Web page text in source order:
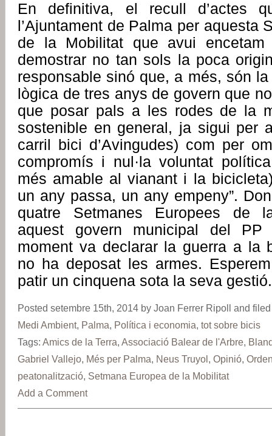
En definitiva, el recull d’actes
l’Ajuntament de Palma per aquesta
de la Mobilitat que avui
demostrar no tan sols la poca
responsable sinó que, a més, són
lògica de tres anys de govern que
que posar pals a les rodes de la
sostenible en general, ja sigui per
carril bici d’Avingudes) com per
compromís i nul·la voluntat
més amable al vianant i la
un any passa, un any empeny”.
quatre Setmanes Europees de
aquest govern municipal del
moment va declarar la guerra a la
no ha deposat les armes.
patir un cinquena sota la seva gestió.
Posted setembre 15th, 2014 by Joan Ferrer Ripoll and
Medi Ambient, Palma, Política i economia, tot sobre bicis
Tags: Amics de la Terra, Associació Balear de l'Arbre,
Gabriel Vallejo, Més per Palma, Neus Truyol, Opinió,
peatonalització, Setmana Europea de la Mobilitat
Add a Comment